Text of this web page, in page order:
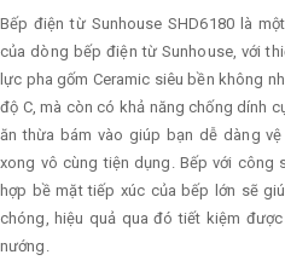
Bếp điện từ Sunhouse SHD6180 là
của dòng bếp điện từ Sunhouse, với
lực pha gốm Ceramic siêu bền không
độ C, mà còn có khả năng chống dính
ăn thừa bám vào giúp bạn dễ dàng
xong vô cùng tiện dụng. Bếp với công
hợp bề mặt tiếp xúc của bếp lớn sẽ
chóng, hiệu quả qua đó tiết kiệm
nướng.